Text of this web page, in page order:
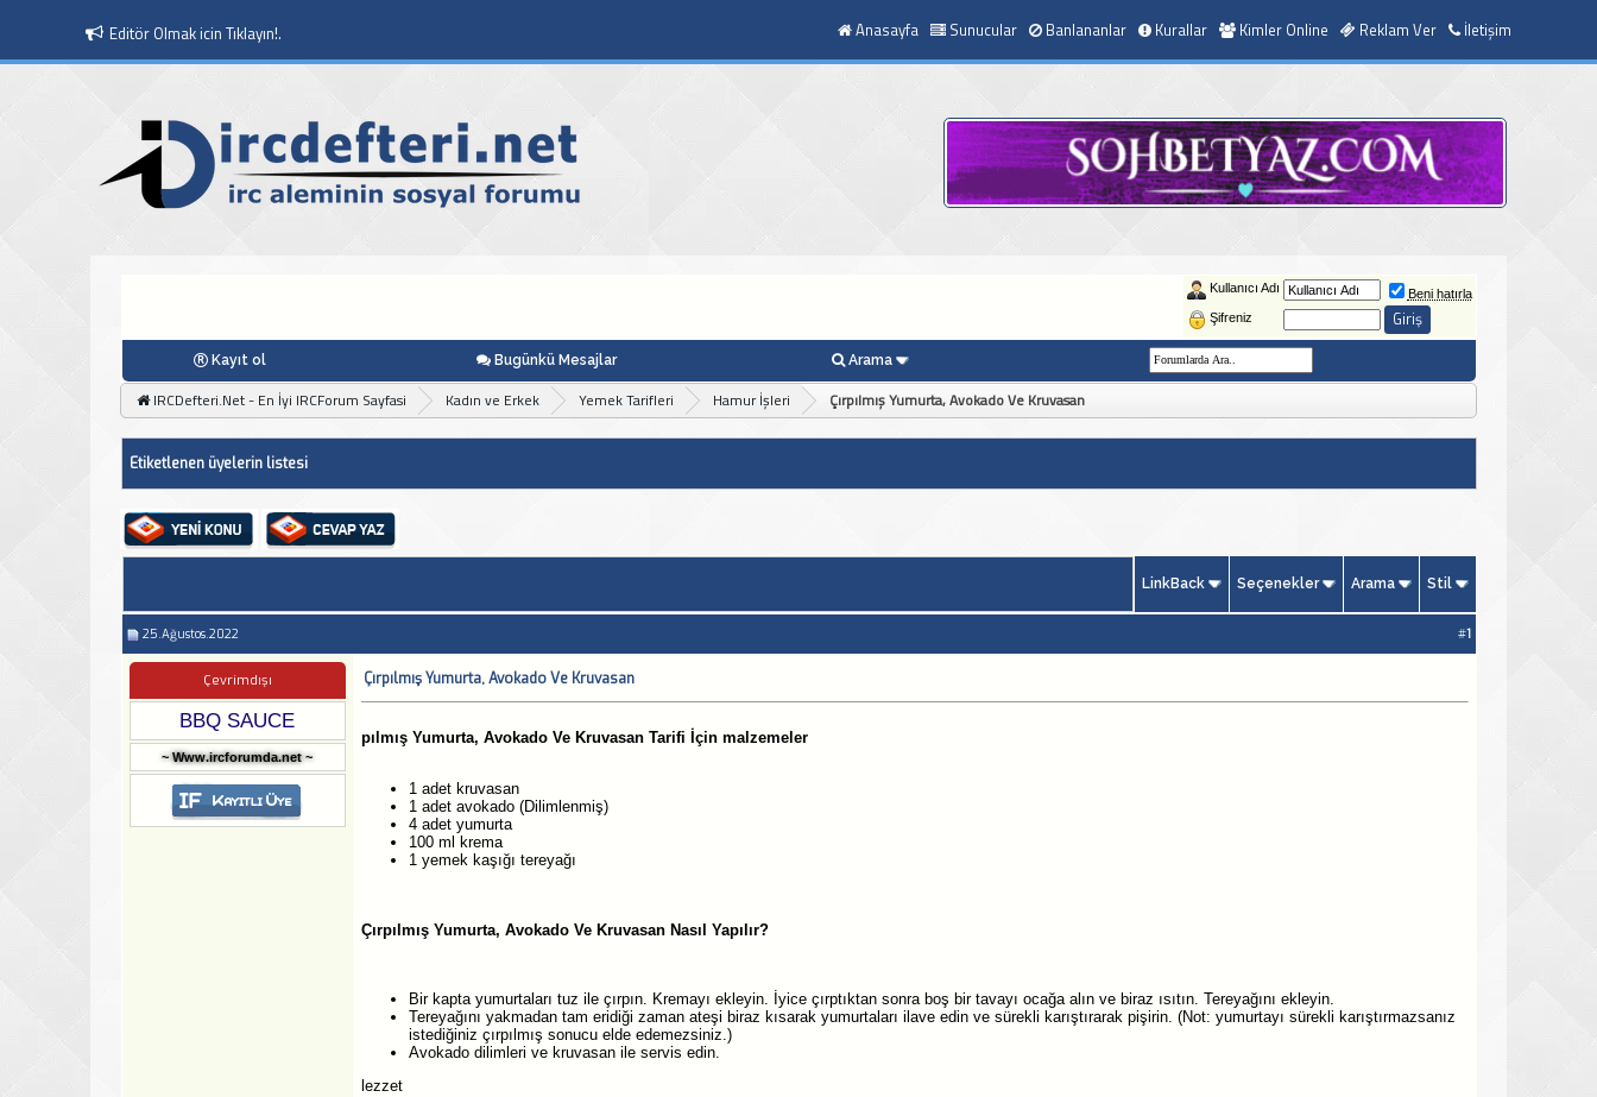
Editör Olmak icin Tıklayın!. Anasayfa Sunucular Banlananlar Kurallar Kimler Online Reklam Ver İletişim
Kullanıcı Adı
Beni hatırla
Şifreniz
Kayıt ol Bugünkü Mesajlar Arama
IRCDefteri.Net - En İyi IRCForum Sayfasi Kadın ve Erkek Yemek Tarifleri Hamur İşleri Çırpılmış Yumurta, Avokado Ve Kruvasan
Etiketlenen üyelerin listesi
LinkBack Seçenekler Arama Stil
25.Ağustos.2022 #1
Çevrimdışı
BBQ SAUCE
~ Www.ircforumda.net ~
Çırpılmış Yumurta, Avokado Ve Kruvasan
pılmış Yumurta, Avokado Ve Kruvasan Tarifi İçin malzemeler
1 adet kruvasan
1 adet avokado (Dilimlenmiş)
4 adet yumurta
100 ml krema
1 yemek kaşığı tereyağı
Çırpılmış Yumurta, Avokado Ve Kruvasan Nasıl Yapılır?
Bir kapta yumurtaları tuz ile çırpın. Kremayı ekleyin. İyice çırptıktan sonra boş bir tavayı ocağa alın ve biraz ısıtın. Tereyağını ekleyin.
Tereyağını yakmadan tam eridiği zaman ateşi biraz kısarak yumurtaları ilave edin ve sürekli karıştırarak pişirin. (Not: yumurtayı sürekli karıştırmazsanız
istediğiniz çırpılmış sonucu elde edemezsiniz.)
Avokado dilimleri ve kruvasan ile servis edin.
lezzet